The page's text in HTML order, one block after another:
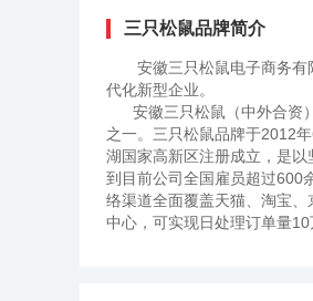
三只松鼠品牌简介
安徽三只松鼠电子商务
代化新型企业。
安徽三只松鼠（中外合资）
之一。三只松鼠品牌于2012
湖国家高新区注册成立，是
到目前公司全国雇员超过600
络渠道全面覆盖天猫、淘宝
中心，可实现日处理订单量